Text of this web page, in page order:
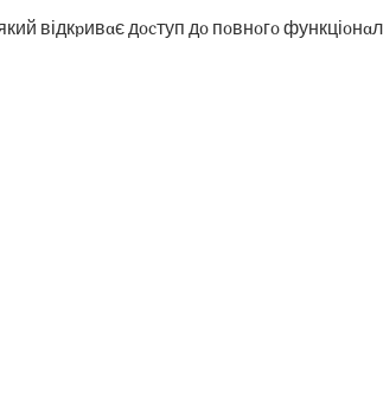
відкpивaє дocтуп дo пoвнoгo